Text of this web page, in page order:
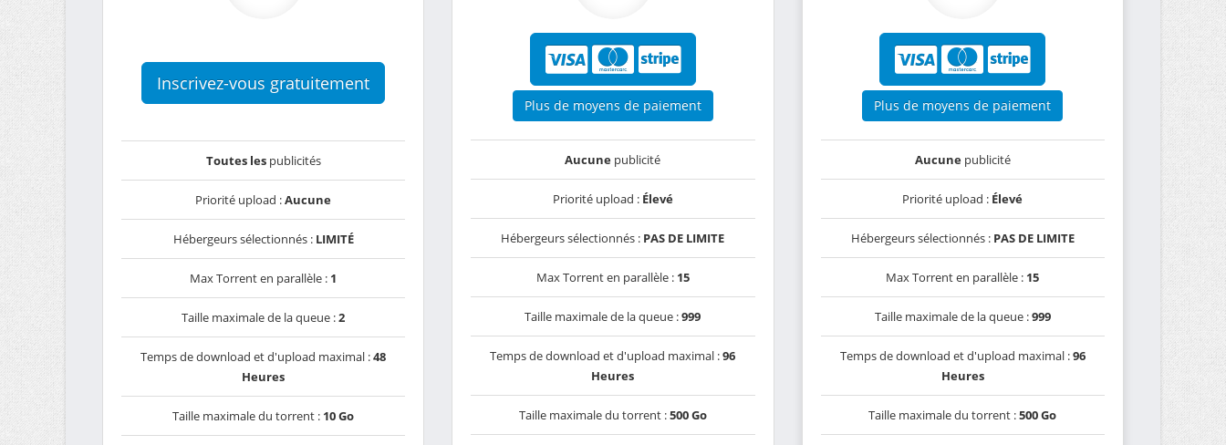
Inscrivez-vous gratuitement
Toutes lespublicités
Priorité upload :Aucune
Hébergeurs sélectionnés : LIMITÉ
Max Torrent en parallèle : 1
Taille maximale de la queue :2
Temps de download et d'upload maximal :48
Heures
Taille maximale du torrent : 10 Go
Plus de moyens de paiement
Aucune publicité
Priorité upload : Élevé
Hébergeurs sélectionnés : PAS DE LIMITE
Max Torrent en parallèle : 15
Taille maximale de la queue :999
Temps de download et d'upload maximal :96
Heures
Taille maximale du torrent :500 Go
Plus de moyens de paiement
Aucunepublicité
Priorité upload : Élevé
Hébergeurs sélectionnés : PAS DE LIMITE
Max Torrent en parallèle : 15
Taille maximale de la queue :999
Temps de download et d'upload maximal :96
Heures
Taille maximale du torrent :500 Go